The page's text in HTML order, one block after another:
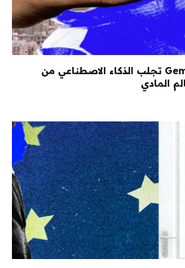
Gemini Robotics 2 تجلب الذكاء الاصطناعي من